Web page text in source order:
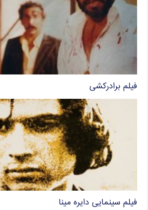
فیلم برادرکشی
فیلم سینمایی دایره مینا